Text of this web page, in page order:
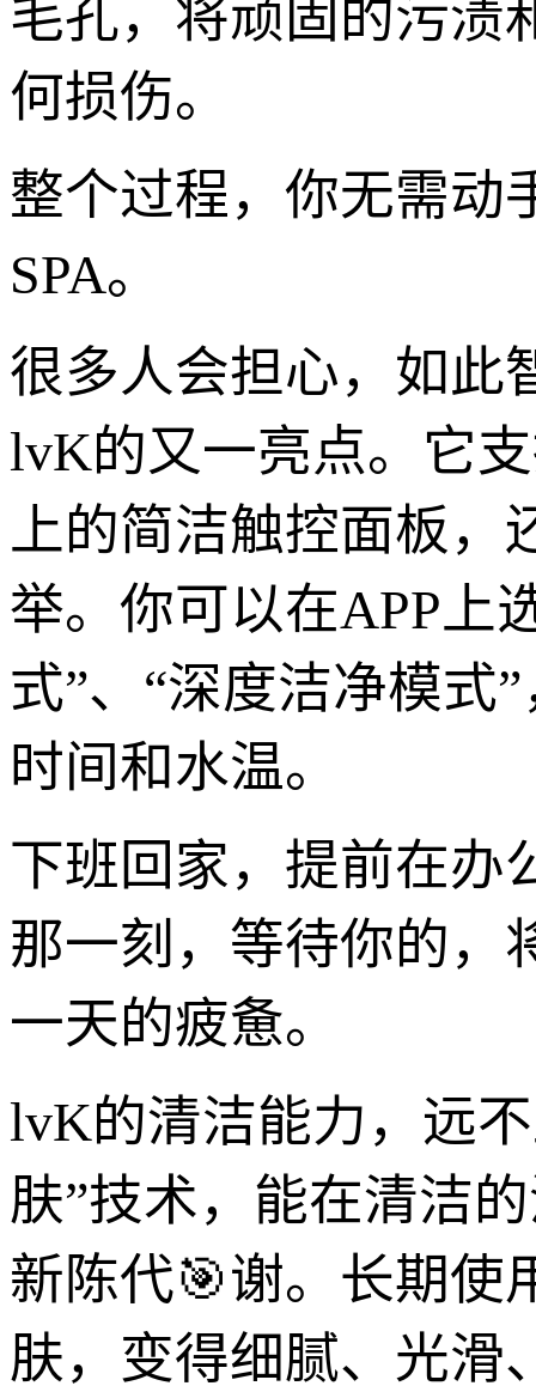
毛孔，将顽固的污渍
何损伤。
整个过程，你无需动
SPA。
很多人会担心，如此
lvK的又一亮点。它
上的简洁触控面板，
举。你可以在APP上
式”、“深度洁净模式
时间和水温。
下班回家，提前在办
那一刻，等待你的，
一天的疲惫。
lvK的清洁能力，远
肤”技术，能在清洁
新陈代🎯谢。长期使
肤，变得细腻、光滑